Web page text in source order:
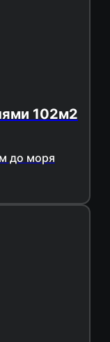
102м2
до моря